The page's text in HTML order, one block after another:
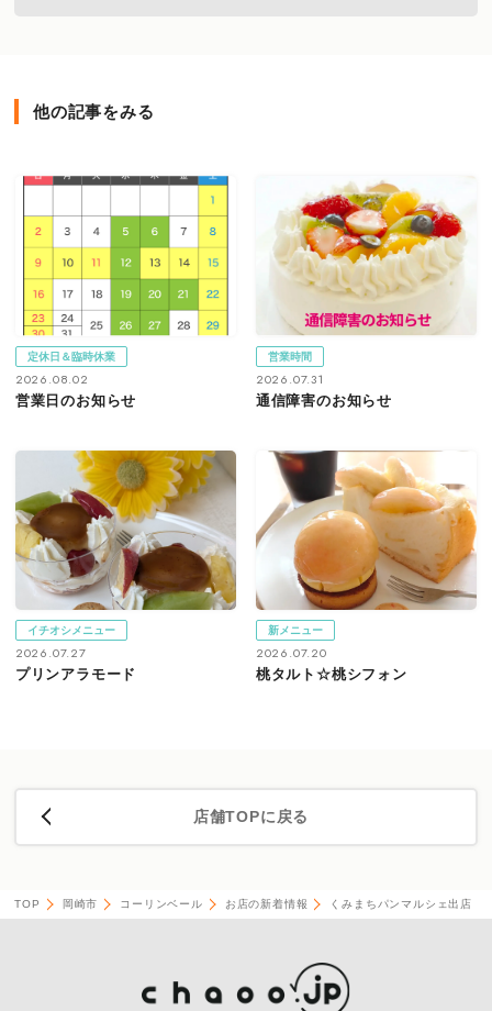
他の記事をみる
定休日＆臨時休業
2026.08.02
営業日のお知らせ
営業時間
2026.07.31
通信障害のお知らせ
イチオシメニュー
2026.07.27
プリンアラモード
新メニュー
2026.07.20
桃タルト☆桃シフォン
店舗TOPに戻る
TOP 岡崎市 コーリンベール お店の新着情報 くみまちパンマルシェ出店